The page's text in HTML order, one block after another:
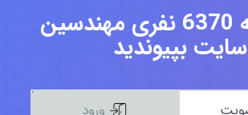
به جامعه 6370 نفری مهندسین
سایت بپیوندید